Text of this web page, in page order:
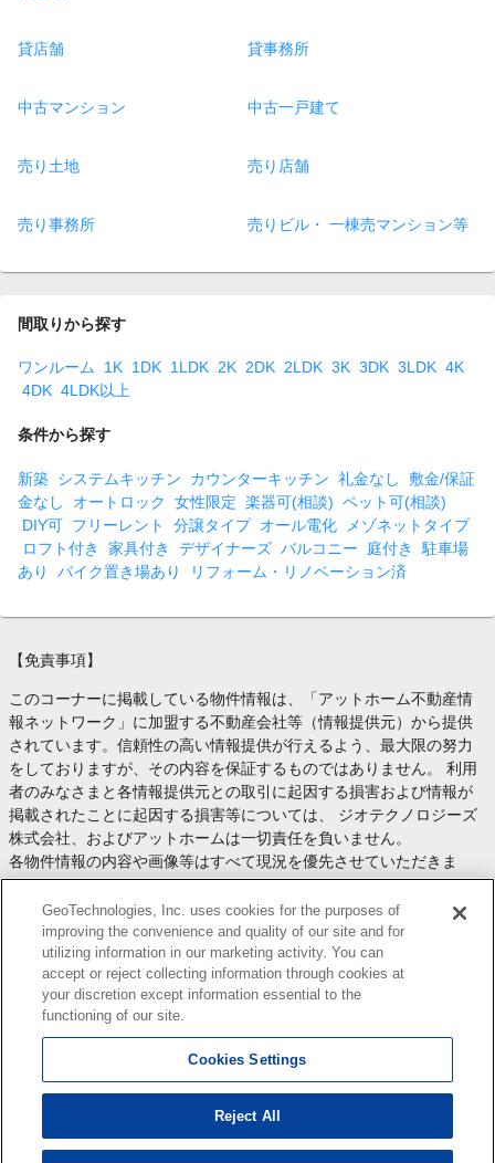
貸店舗 貸事務所
中古マンション 中古一戸建て
売り土地 売り店舗
売り事務所 売りビル・ 一棟売マンション等
間取りから探す
ワンルーム 1K 1DK 1LDK 2K 2DK 2LDK 3K 3DK 3LDK 4K
4DK 4LDK以上
条件から探す
新築 システムキッチン カウンターキッチン 礼金なし
敷金/保証
金なし
オートロック 女性限定 楽器可(相談) ペット可(相談)
DIY可 フリーレント 分譲タイプ オール電化
メゾネットタイプ
ロフト付き
家具付き デザイナーズ バルコニー 庭付き
駐車場
あり
バイク置き場あり リフォーム・リノベーション済
【免責事項】
このコーナーに掲載している物件情報は、「アットホーム不動産情
報ネットワーク」に加盟する不動産会社等（情報提供元）から提供
されています。信頼性の高い情報提供が行えるよう、最大限の努力
をしておりますが、その内容を保証するものではありません。 利用
者のみなさまと各情報提供元との取引に起因する損害および情報が
掲載されたことに起因する損害等については、 ジオテクノロジーズ
株式会社、およびアットホームは一切責任を負いません。
各物件情報の内容や画像等はすべて現況を優先させていただきま
す。
お取引等（お取引の準備、資金調達等を含みます）の際には、内容
や契約条件等について、 各情報提供元より十分な説明を受け、ご自
身でご確認の上、判断してください。
このコーナーへの物件情報のご掲載、その他不動産業務ソリューシ
ョン等についての不動産会社様のお問合せはこちら
します。
Copyright(c) At Home Co.,Ltd. このサイトに掲載している情報の無断転載を禁止します。著作権
はアットホーム（株）またはその情報提供者に帰属します。
GeoTechnologies, Inc. uses cookies for the purposes of
improving the convenience and quality of our site and for
utilizing information in our marketing activity. You can
accept or reject collecting information through cookies at
your discretion except information essential to the
functioning of our site.
Cookies Settings
Reject All